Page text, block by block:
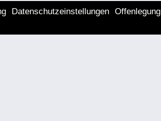
Datenschutzeinstellungen Offenlegung